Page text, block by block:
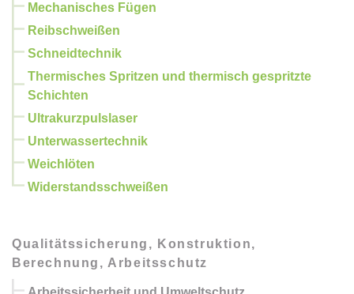
Mechanisches Fügen
Reibschweißen
Schneidtechnik
Thermisches Spritzen und thermisch gespritzte
Schichten
Ultrakurzpulslaser
Unterwassertechnik
Weichlöten
Widerstandsschweißen
Qualitätssicherung, Konstruktion,
Berechnung, Arbeitsschutz